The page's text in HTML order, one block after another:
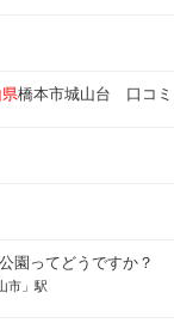
橋本市城山台 口コミ
園ってどうですか？
市」駅